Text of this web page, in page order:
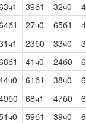
39б1 32ч0
27ч0 65б1
23б0 33ч0
41ч0 24б0
61б1 38ч0
68ч1 47б0
59б1 39ч0